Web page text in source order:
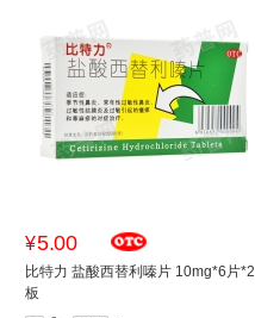
¥5.00
比特力 盐酸西替利嗪片 10mg*6片*2
板